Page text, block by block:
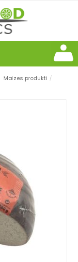
Maizes produkti /